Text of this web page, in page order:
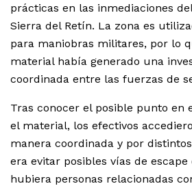
prácticas en las inmediaciones
Sierra del Retín. La zona es
para maniobras militares, por lo
material había generado una
coordinada entre las fuerzas de
Tras conocer el posible punto en
el material, los efectivos
manera coordinada y por
era evitar posibles vías de escape
hubiera personas relacionadas